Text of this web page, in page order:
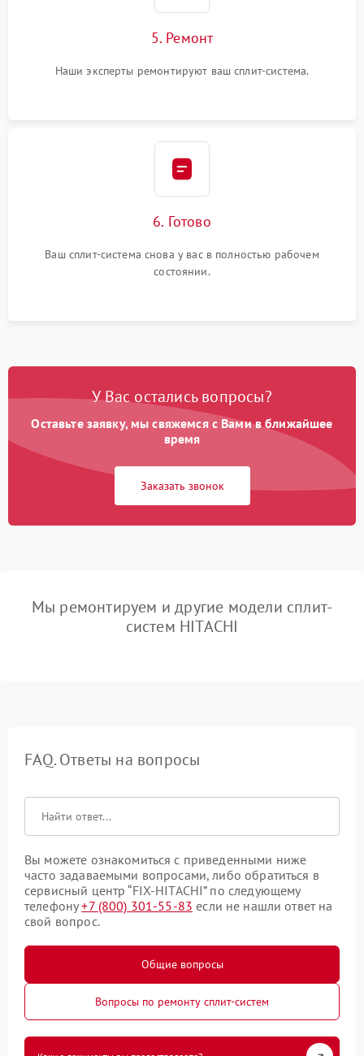
5. Ремонт
Наши эксперты ремонтируют ваш сплит-система.
6. Готово
Ваш сплит-система снова у вас в полностью рабочем
состоянии.
У Вас остались вопросы?
Оставьте заявку, мы свяжемся с Вами в ближайшее
время
Заказать звонок
Мы ремонтируем и другие модели сплит-
систем HITACHI
FAQ. Ответы на вопросы
Вы можете ознакомиться с приведенными ниже
часто задаваемыми вопросами, либо обратиться в
сервисный центр “FIX-HITACHI” по следующему
телефону+7 (800) 301-55-83 если не нашли ответ на
свой вопрос.
Общие вопросы
Вопросы по ремонту сплит-систем